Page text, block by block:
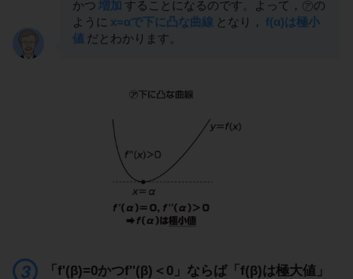
かつ 増加 することになるのです。よって，㋐の
ように x=αで下に凸な曲線 となり， f(α)は極小
値 だとわかります。
「f'(β)=0かつf''(β)＜0」ならば「f(β)は極大値」